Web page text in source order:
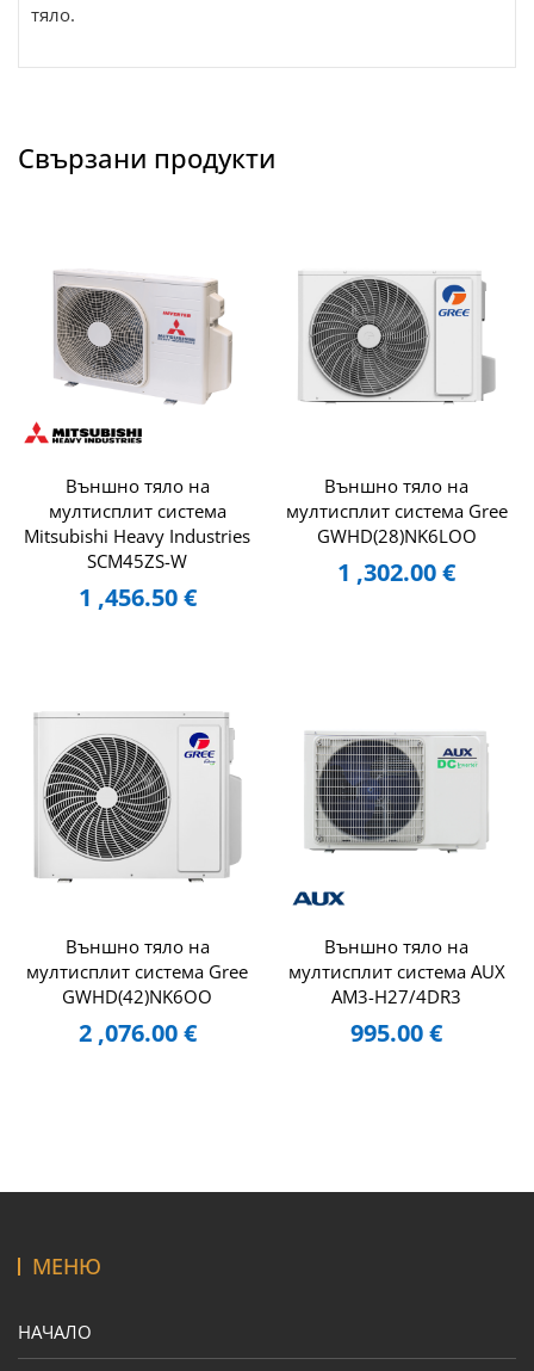
тяло.
Свързани продукти
Външно тяло на
мултисплит система
Mitsubishi Heavy Industries
SCM45ZS-W
1 ,456.50€
Външно тяло на
мултисплит система Gree
GWHD(28)NK6LOO
1 ,302.00€
Външно тяло на
мултисплит система Gree
GWHD(42)NK6OO
2 ,076.00€
Външно тяло на
мултисплит система AUX
AM3-H27/4DR3
995.00€
МЕНЮ
НАЧАЛО